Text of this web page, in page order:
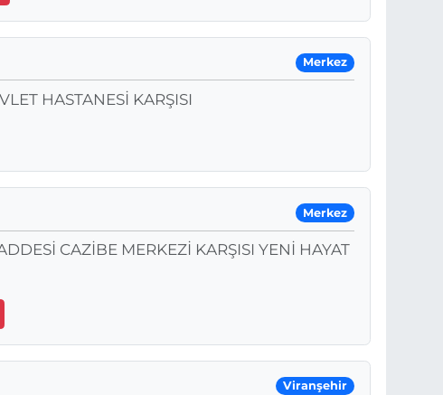
Merkez
HASTANESİ KARŞISI
Merkez
CAZİBE MERKEZİ KARŞISI YENİ HAYAT
Viranşehir